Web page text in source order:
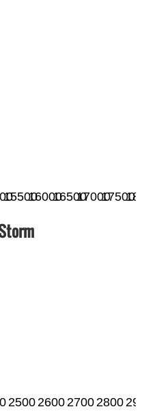
1550016000165001700017500
2500260027002800